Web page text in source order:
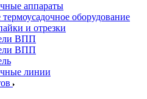
аппараты
оборудование
и отрезки
ВПП
ВПП
линии